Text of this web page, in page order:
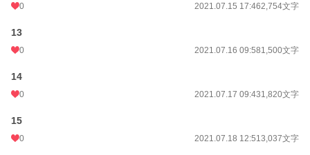
0 2021.07.15 17:462,754文字
13
0 2021.07.16 09:581,500文字
14
0 2021.07.17 09:431,820文字
15
0 2021.07.18 12:513,037文字